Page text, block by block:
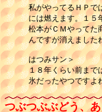
私がやってるＨＰで
には燃えます。１５
松本がＣＭやってた
んですが消えました
はつみサン＞
１８年くらい前まで
氷だったやつですよ
つぶつぶぶどう、